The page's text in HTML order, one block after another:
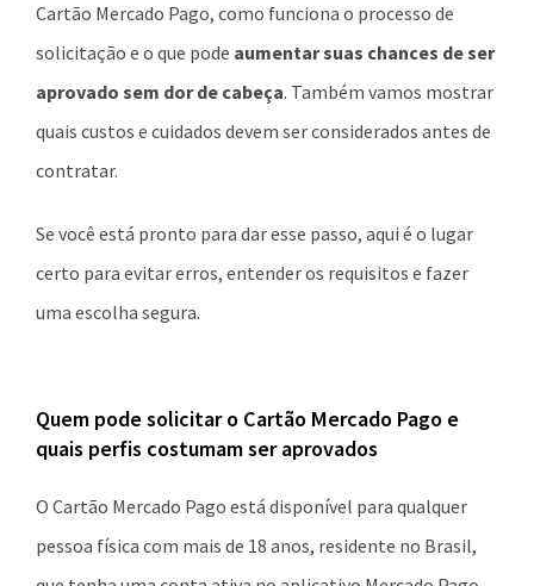
Cartão Mercado Pago, como funciona o processo de
solicitação e o que pode aumentar suas chances de ser
aprovado sem dor de cabeça. Também vamos mostrar
quais custos e cuidados devem ser considerados antes de
contratar.
Se você está pronto para dar esse passo, aqui é o lugar
certo para evitar erros, entender os requisitos e fazer
uma escolha segura.
Quem pode solicitar o Cartão Mercado Pago e
quais perfis costumam ser aprovados
O Cartão Mercado Pago está disponível para qualquer
pessoa física com mais de 18 anos, residente no Brasil,